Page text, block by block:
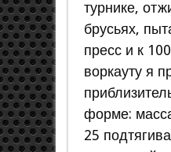
турнике,
брусьях,
пресс и к
воркауту я
форме:
25